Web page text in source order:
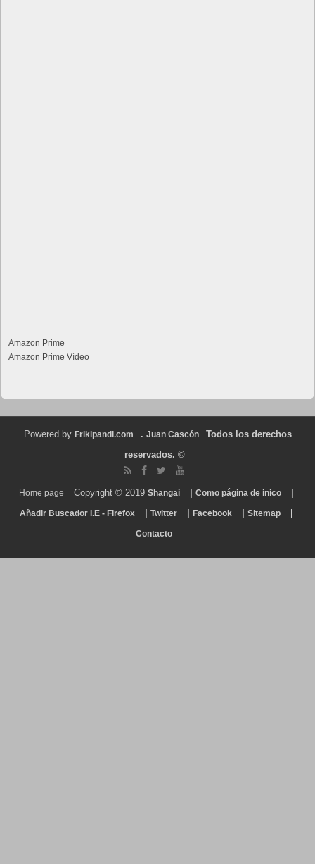
Amazon Prime
Amazon Prime Vídeo
Powered by Frikipandi.com . Juan Cascón
Todos los derechos
reservados. ©
Home page Copyright © 2019 Shangai Como página de inico
Añadir Buscador I.E - Firefox Twitter Facebook Sitemap
Contacto